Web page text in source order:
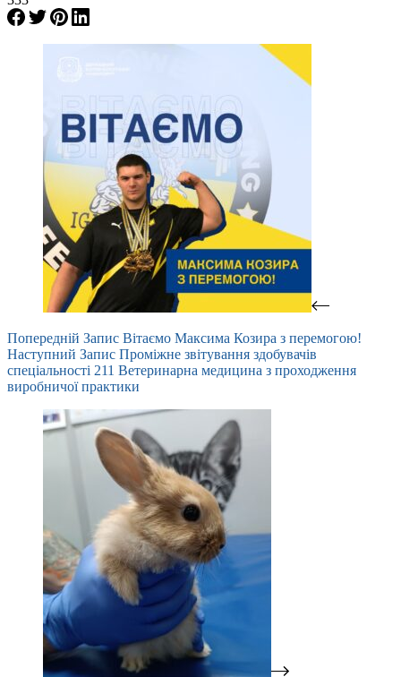
Попередній Запис Вітаємо Максима Козира з перемогою!
Наступний Запис Проміжне звітування здобувачів
спеціальності 211 Ветеринарна медицина з проходження
виробничої практики